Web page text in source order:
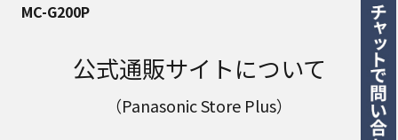
MC-G200P
公式通販サイトについて
（Panasonic Store Plus）